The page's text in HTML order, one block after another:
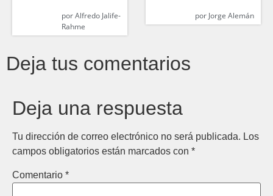
porAlfredo Jalife-
Rahme
porJorge Alemán
Deja tus comentarios
Deja una respuesta
Tu dirección de correo electrónico no será publicada. Los
campos obligatorios están marcados con *
Comentario *